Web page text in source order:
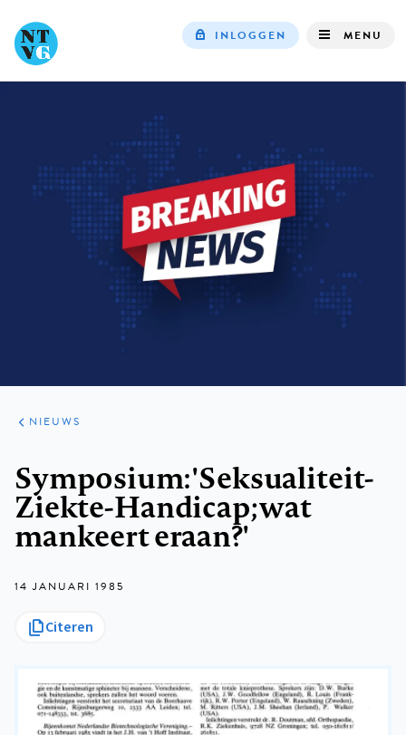
INLOGGEN MENU
ARTIKELEN
HET
KORT
NIEUWS
Symposium: 'Seksualiteit-
Ziekte-Handicap; wat
mankeert eraan?'
14 JANUARI 1985
Citeren